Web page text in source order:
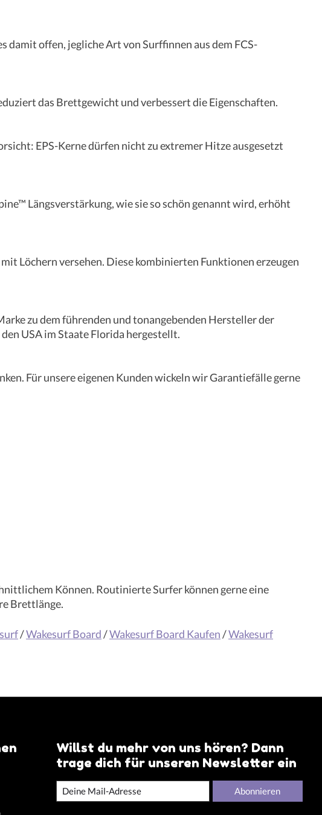
damit offen, jegliche Art von Surffinnen aus dem FCS-
das Brettgewicht und verbessert die Eigenschaften.
EPS-Kerne dürfen nicht zu extremer Hitze ausgesetzt
Längsverstärkung, wie sie so schön genannt wird, erhöht
Löchern versehen. Diese kombinierten Funktionen erzeugen
zu dem führenden und tonangebenden Hersteller der
USA im Staate Florida hergestellt.
Für unsere eigenen Kunden wickeln wir Garantiefälle gerne
Können. Routinierte Surfer können gerne eine
Brettlänge.
/Wakesurf Board/Wakesurf Board Kaufen/Wakesurf
Willst du mehr von uns hören? Dann
trage dich für unseren Newsletter ein
Abonnieren